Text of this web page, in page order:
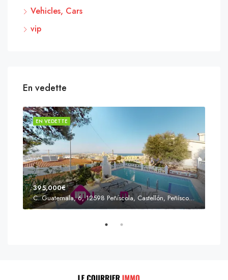
Vehicles, Cars
vip
En vedette
EN VEDETTE
395,000€
C. Guatemala, 6, 12598 Peñíscola, Castellón, Peñíscola, Communauté valencienne